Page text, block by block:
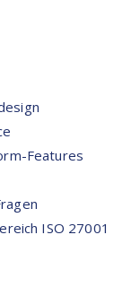
Features
ISO 27001​